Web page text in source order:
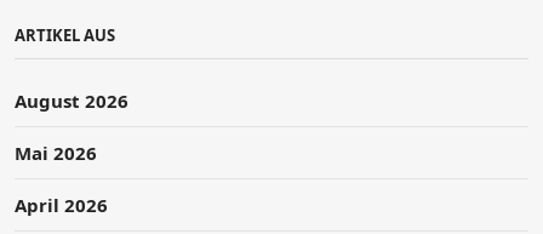
ARTIKEL AUS
August 2026
Mai 2026
April 2026